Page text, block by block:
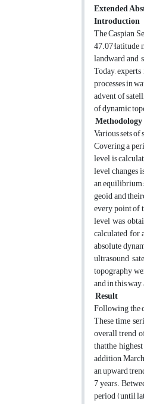
Extended
Introduction
The Caspian
landward and
Today,
processes in
advent of
of dynamic
Methodology
Various sets
Covering a
level is
level changes
an equilibrium
geoid and
every point of
level was
calculated for
absolute
ultrasound
topography
and in this
Result
Following the
These time
overall trend
thatthe
addition,
an upward
7 years.
period (until